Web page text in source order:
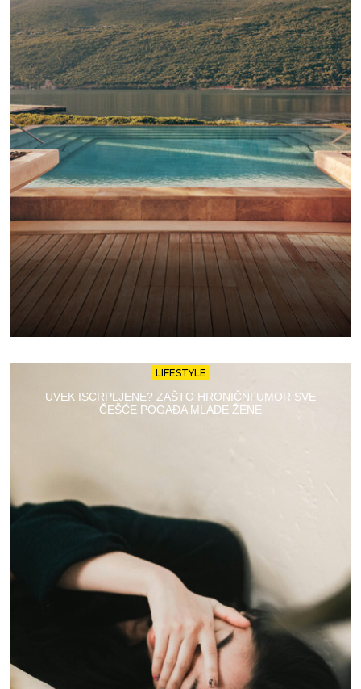
LIFESTYLE
UVEK ISCRPLJENE? ZAŠTO HRONIČNI UMOR SVE
ČEŠĆE POGAĐA MLADE ŽENE